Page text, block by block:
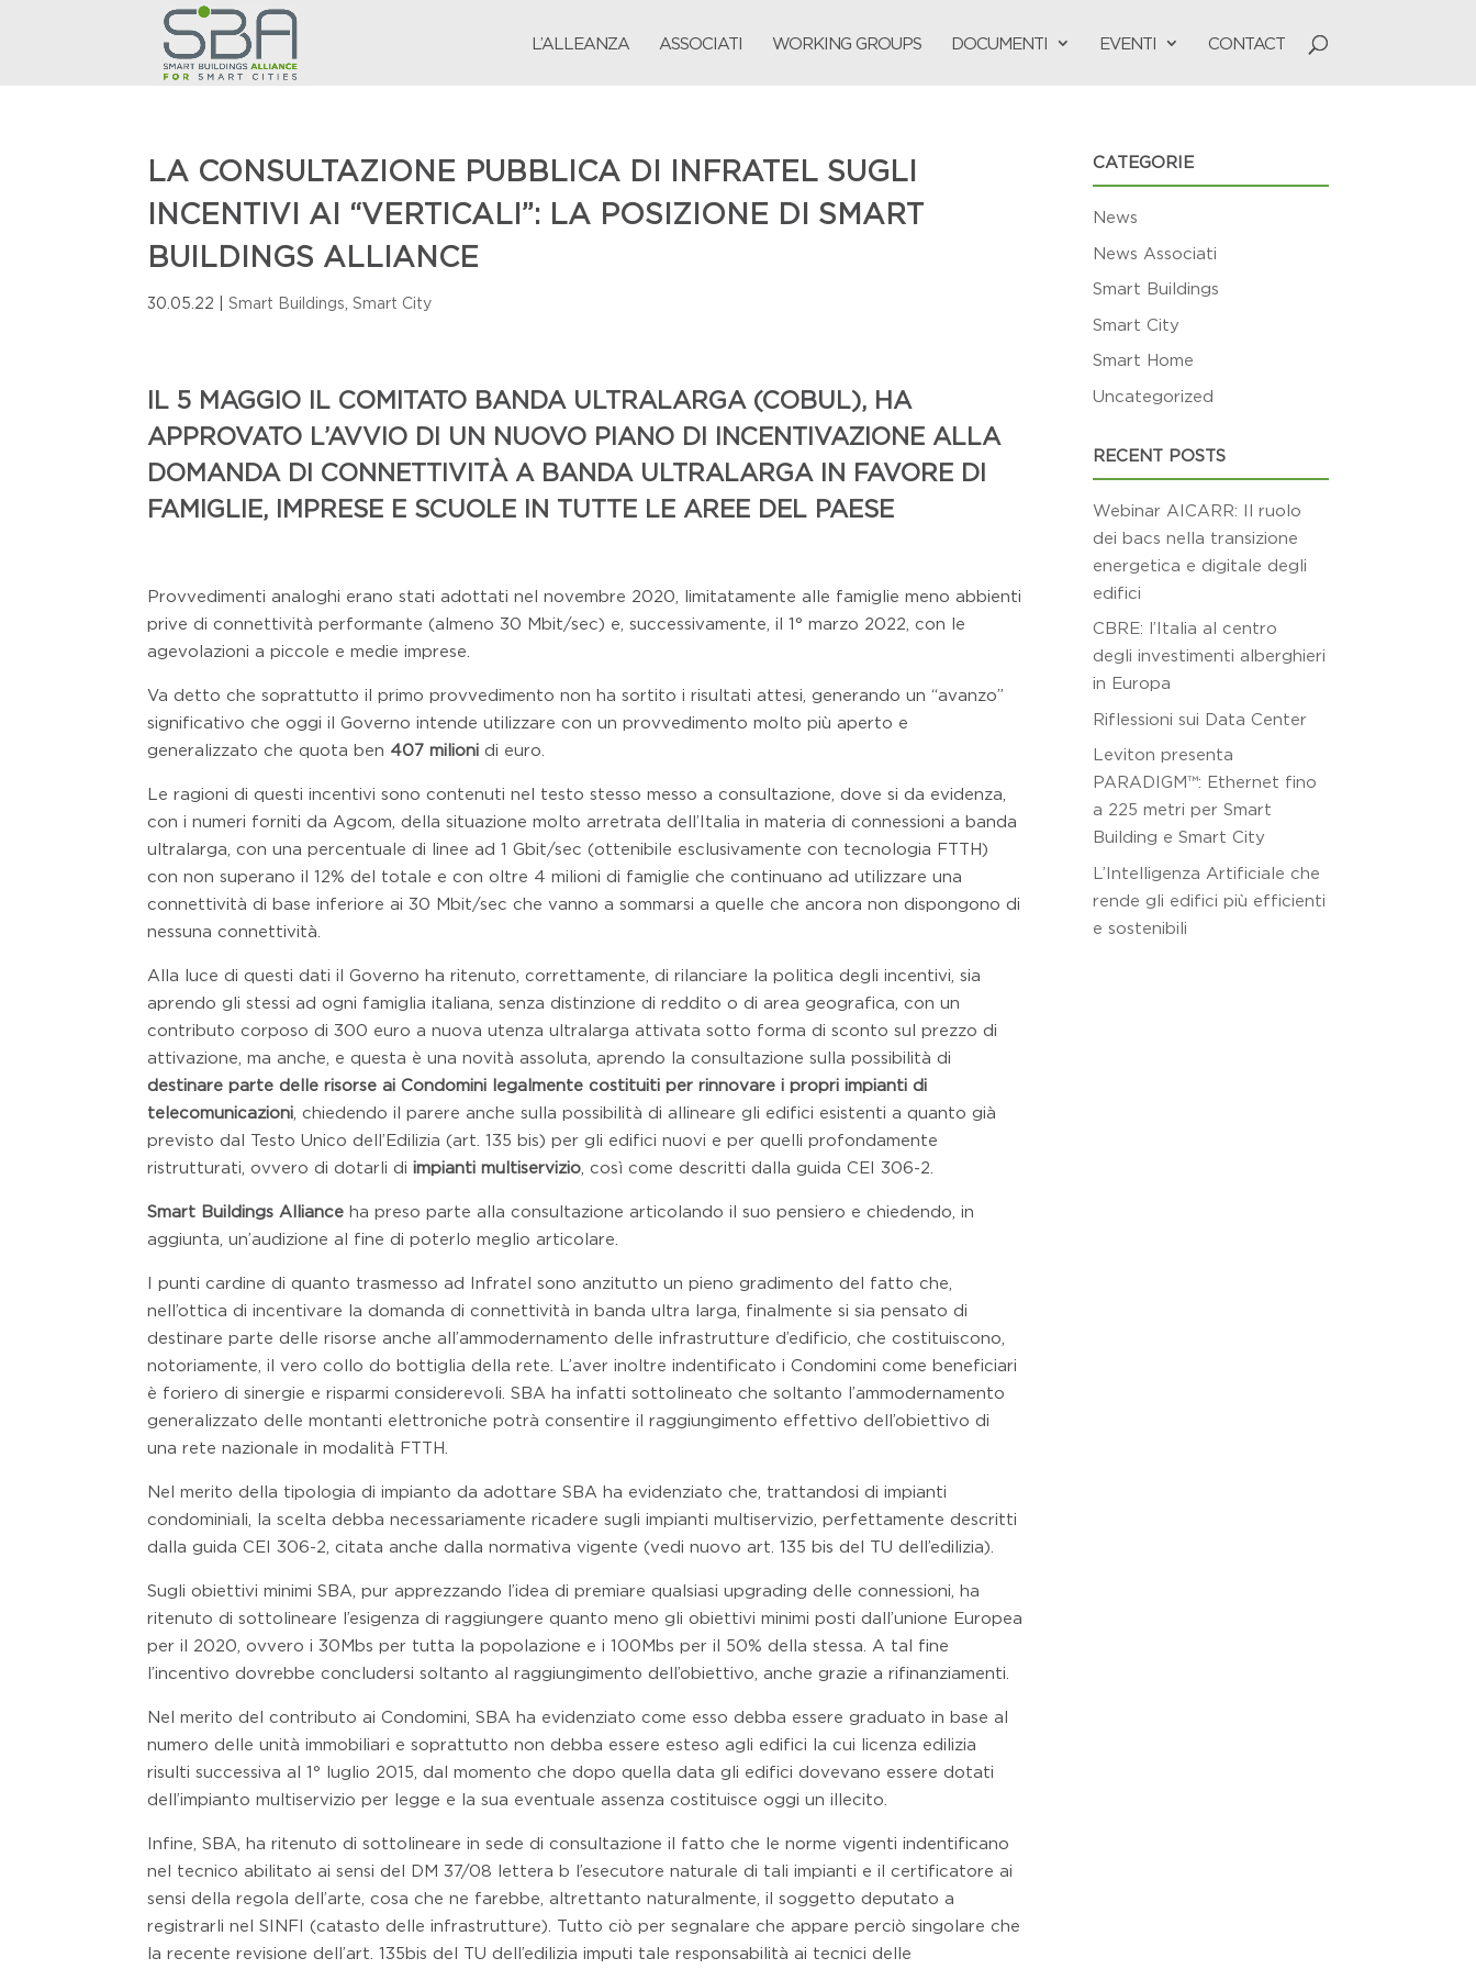
L’ALLEANZA ASSOCIATI WORKING GROUPS DOCUMENTI EVENTI CONTACT
LA CONSULTAZIONE PUBBLICA DI INFRATEL SUGLI
INCENTIVI AI “VERTICALI”: LA POSIZIONE DI SMART
BUILDINGS ALLIANCE
30.05.22 |Smart Buildings ,Smart City
IL 5 MAGGIO IL COMITATO BANDA ULTRALARGA (COBUL), HA
APPROVATO L’AVVIO DI UN NUOVO PIANO DI INCENTIVAZIONE ALLA
DOMANDA DI CONNETTIVITÀ A BANDA ULTRALARGA IN FAVORE DI
FAMIGLIE, IMPRESE E SCUOLE IN TUTTE LE AREE DEL PAESE
Provvedimenti analoghi erano stati adottati nel novembre 2020, limitatamente alle famiglie meno abbienti
prive di connettività performante (almeno 30 Mbit/sec) e, successivamente, il 1° marzo 2022, con le
agevolazioni a piccole e medie imprese.
Va detto che soprattutto il primo provvedimento non ha sortito i risultati attesi, generando un “avanzo”
significativo che oggi il Governo intende utilizzare con un provvedimento molto più aperto e
generalizzato che quota ben 407 milioni di euro.
Le ragioni di questi incentivi sono contenuti nel testo stesso messo a consultazione, dove si da evidenza,
con i numeri forniti da Agcom, della situazione molto arretrata dell’Italia in materia di connessioni a banda
ultralarga, con una percentuale di linee ad 1 Gbit/sec (ottenibile esclusivamente con tecnologia FTTH)
con non superano il 12% del totale e con oltre 4 milioni di famiglie che continuano ad utilizzare una
connettività di base inferiore ai 30 Mbit/sec che vanno a sommarsi a quelle che ancora non dispongono di
nessuna connettività.
Alla luce di questi dati il Governo ha ritenuto, correttamente, di rilanciare la politica degli incentivi, sia
aprendo gli stessi ad ogni famiglia italiana, senza distinzione di reddito o di area geografica, con un
contributo corposo di 300 euro a nuova utenza ultralarga attivata sotto forma di sconto sul prezzo di
attivazione, ma anche, e questa è una novità assoluta, aprendo la consultazione sulla possibilità di
destinare parte delle risorse ai Condomini legalmente costituiti per rinnovare i propri impianti di
telecomunicazioni , chiedendo il parere anche sulla possibilità di allineare gli edifici esistenti a quanto già
previsto dal Testo Unico dell’Edilizia (art. 135 bis) per gli edifici nuovi e per quelli profondamente
ristrutturati, ovvero di dotarli diimpianti multiservizio , così come descritti dalla guida CEI 306-2.
Smart Buildings Alliance ha preso parte alla consultazione articolando il suo pensiero e chiedendo, in
aggiunta, un’audizione al fine di poterlo meglio articolare.
I punti cardine di quanto trasmesso ad Infratel sono anzitutto un pieno gradimento del fatto che,
nell’ottica di incentivare la domanda di connettività in banda ultra larga, finalmente si sia pensato di
destinare parte delle risorse anche all’ammodernamento delle infrastrutture d’edificio, che costituiscono,
notoriamente, il vero collo do bottiglia della rete. L’aver inoltre indentificato i Condomini come beneficiari
è foriero di sinergie e risparmi considerevoli. SBA ha infatti sottolineato che soltanto l’ammodernamento
generalizzato delle montanti elettroniche potrà consentire il raggiungimento effettivo dell’obiettivo di
una rete nazionale in modalità FTTH.
Nel merito della tipologia di impianto da adottare SBA ha evidenziato che, trattandosi di impianti
condominiali, la scelta debba necessariamente ricadere sugli impianti multiservizio, perfettamente descritti
dalla guida CEI 306-2, citata anche dalla normativa vigente (vedi nuovo art. 135 bis del TU dell’edilizia).
Sugli obiettivi minimi SBA, pur apprezzando l’idea di premiare qualsiasi upgrading delle connessioni, ha
ritenuto di sottolineare l’esigenza di raggiungere quanto meno gli obiettivi minimi posti dall’unione Europea
per il 2020, ovvero i 30Mbs per tutta la popolazione e i 100Mbs per il 50% della stessa. A tal fine
l’incentivo dovrebbe concludersi soltanto al raggiungimento dell’obiettivo, anche grazie a rifinanziamenti.
Nel merito del contributo ai Condomini, SBA ha evidenziato come esso debba essere graduato in base al
numero delle unità immobiliari e soprattutto non debba essere esteso agli edifici la cui licenza edilizia
risulti successiva al 1° luglio 2015, dal momento che dopo quella data gli edifici dovevano essere dotati
dell’impianto multiservizio per legge e la sua eventuale assenza costituisce oggi un illecito.
Infine, SBA, ha ritenuto di sottolineare in sede di consultazione il fatto che le norme vigenti indentificano
nel tecnico abilitato ai sensi del DM 37/08 lettera b l’esecutore naturale di tali impianti e il certificatore ai
sensi della regola dell’arte, cosa che ne farebbe, altrettanto naturalmente, il soggetto deputato a
registrarli nel SINFI (catasto delle infrastrutture). Tutto ciò per segnalare che appare perciò singolare che
la recente revisione dell’art. 135bis del TU dell’edilizia imputi tale responsabilità ai tecnici delle
CATEGORIE
News
News Associati
Smart Buildings
Smart City
Smart Home
Uncategorized
RECENT POSTS
Webinar AICARR: Il ruolo
dei bacs nella transizione
energetica e digitale degli
edifici
CBRE: l’Italia al centro
degli investimenti alberghieri
in Europa
Riflessioni sui Data Center
Leviton presenta
PARADIGM™: Ethernet fino
a 225 metri per Smart
Building e Smart City
L’Intelligenza Artificiale che
rende gli edifici più efficienti
e sostenibili